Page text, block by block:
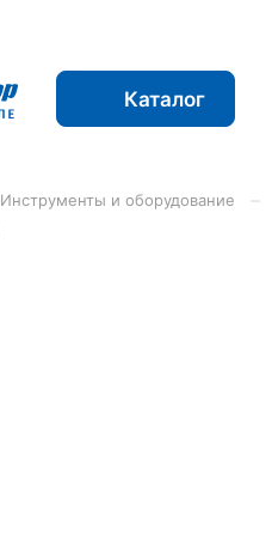
Каталог
Инструменты и оборудование